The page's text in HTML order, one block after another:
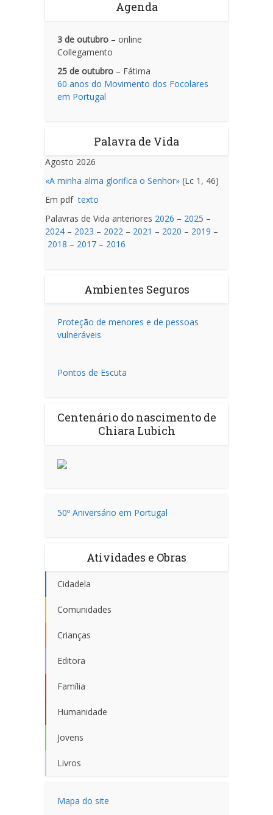
Agenda
3 de outubro – online
Collegamento
25 de outubro – Fátima
60 anos do Movimento dos Focolares
em Portugal
Palavra de Vida
Agosto 2026
«A minha alma glorifica o Senhor» (Lc 1, 46)
Em pdftexto
Palavras de Vida anteriores 2026 – 2025 –
2024 – 2023 – 2022 – 2021 – 2020 – 2019 –
2018 – 2017 – 2016
Ambientes Seguros
Proteção de menores e de pessoas
vulneráveis
Pontos de Escuta
Centenário do nascimento de
Chiara Lubich
50º Aniversário em Portugal
Atividades e Obras
Cidadela
Comunidades
Crianças
Editora
Família
Humanidade
Jovens
Livros
Mapa do site